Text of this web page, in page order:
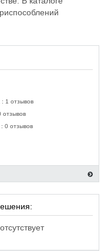
1 отзывов
отзывов
0 отзывов